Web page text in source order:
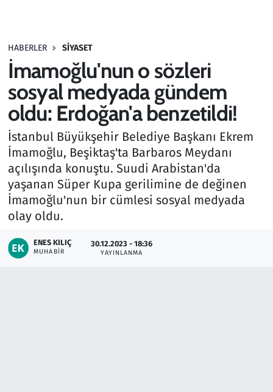
HABERLER SIYASET
İmamoğlu'nun o sözleri
sosyal medyada gündem
oldu: Erdoğan'a benzetildi!
İstanbul Büyükşehir Belediye Başkanı Ekrem
İmamoğlu, Beşiktaş'ta Barbaros Meydanı
açılışında konuştu. Suudi Arabistan'da
yaşanan Süper Kupa gerilimine de değinen
İmamoğlu'nun bir cümlesi sosyal medyada
olay oldu.
ENES KILIÇ
MUHABIR
30.12.2023 - 18:36
YAYINLANMA
Haber
Kültür Sanat
Kurumsal Haberler
Lezzet Durağı
Memur ve Kamu
Otomobil
Oyun